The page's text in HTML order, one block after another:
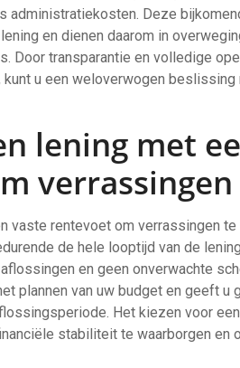
administratiekosten. Deze
en dienen daarom in
Door transparantie en volledige
u een weloverwogen
lening met
vaste rentevoet om verrassingen
de hele looptijd van de
en geen onverwachte
plannen van uw budget en geeft
Het kiezen voor
stabiliteit te waarborgen en